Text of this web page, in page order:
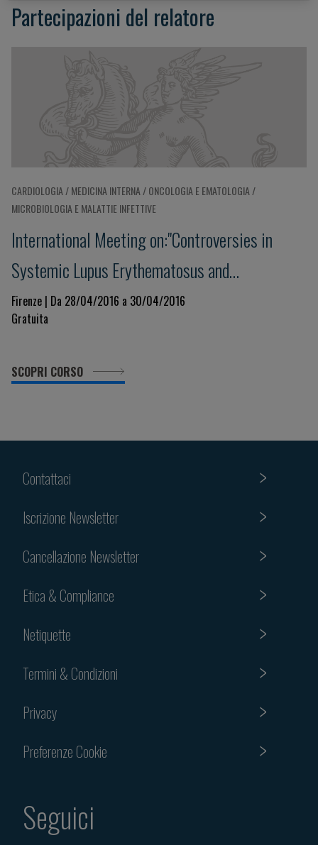
Partecipazioni del relatore
CARDIOLOGIA / MEDICINA INTERNA / ONCOLOGIA E EMATOLOGIA /
MICROBIOLOGIA E MALATTIE INFETTIVE
International Meeting on:"Controversies in
Systemic Lupus Erythematosus and
Antiphospholipid Syndrome"
Firenze | Da 28/04/2016 a 30/04/2016
Gratuita
SCOPRI CORSO
Contattaci
Iscrizione Newsletter
Cancellazione Newsletter
Etica & Compliance
Netiquette
Termini & Condizioni
Privacy
Preferenze Cookie
Seguici